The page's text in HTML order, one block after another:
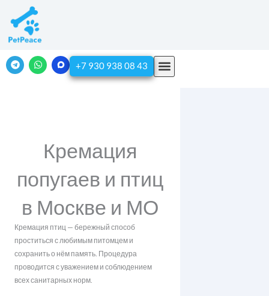
Перейти
содержимому
T
e
l
W
h
a
+7 930 938 08 43
Кремация
попугаев и птиц
в Москве и МО
Кремация птиц — бережный способ
проститься с любимым питомцем и
сохранить о нём память. Процедура
проводится с уважением и соблюдением
всех санитарных норм.